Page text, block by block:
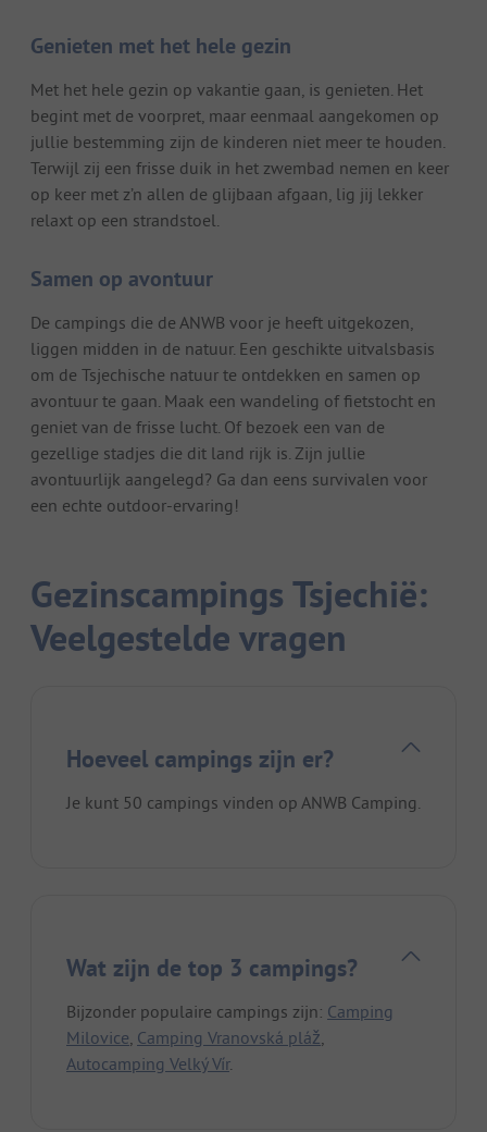
Genieten met het hele gezin
Met het hele gezin op vakantie gaan, is genieten. Het
begint met de voorpret, maar eenmaal aangekomen op
jullie bestemming zijn de kinderen niet meer te houden.
Terwijl zij een frisse duik in het zwembad nemen en keer
op keer met z’n allen de glijbaan afgaan, lig jij lekker
relaxt op een strandstoel.
Samen op avontuur
De campings die de ANWB voor je heeft uitgekozen,
liggen midden in de natuur. Een geschikte uitvalsbasis
om de Tsjechische natuur te ontdekken en samen op
avontuur te gaan. Maak een wandeling of fietstocht en
geniet van de frisse lucht. Of bezoek een van de
gezellige stadjes die dit land rijk is. Zijn jullie
avontuurlijk aangelegd? Ga dan eens survivalen voor
een echte outdoor-ervaring!
Gezinscampings Tsjechië:
Veelgestelde vragen
Hoeveel campings zijn er?
Je kunt 50 campings vinden op ANWB Camping.
Wat zijn de top 3 campings?
Bijzonder populaire campings zijn: Camping
Milovice, Camping Vranovská pláž,
Autocamping Velký Vír.